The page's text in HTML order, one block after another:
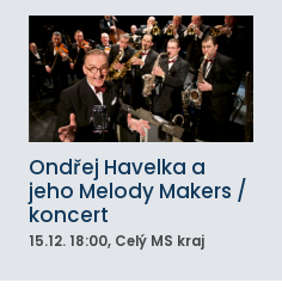
Ondřej Havelka a
jeho Melody Makers /
koncert
15.12. 18:00, Celý MS kraj